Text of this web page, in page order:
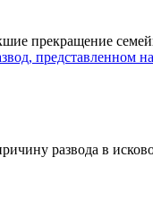
прекращение
представленном
развода в